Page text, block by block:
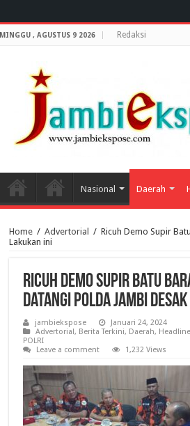
MINGGU , AGUSTUS 9 2026 Redaksi
Nasional Daerah
Home / Advertorial / Ricuh Demo Supir
Lakukan ini
Ricuh Demo Supir Batu
Datangi polda Jambi
jambiekspose
Januari 24, 2024
Advertorial, Berita Terkini, Daerah,
POLRI
Leave a comment
1,232 Views